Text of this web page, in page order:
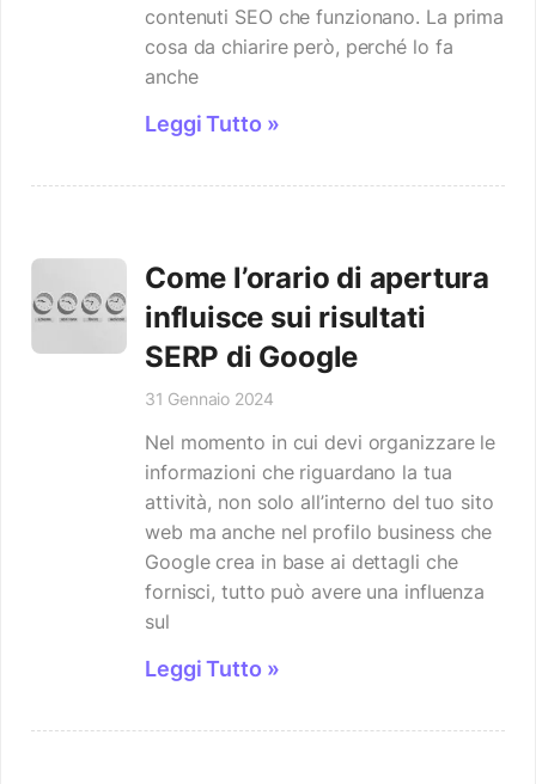
contenuti SEO che funzionano. La prima
cosa da chiarire però, perché lo fa
anche
Leggi Tutto »
Come l’orario di apertura
influisce sui risultati
SERP di Google
31 Gennaio 2024
Nel momento in cui devi organizzare le
informazioni che riguardano la tua
attività, non solo all’interno del tuo sito
web ma anche nel profilo business che
Google crea in base ai dettagli che
fornisci, tutto può avere una influenza
sul
Leggi Tutto »